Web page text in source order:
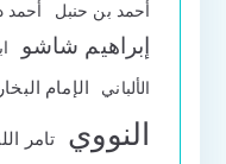
أحمد بن حنبل
إبراهيم شاشو
الألباني الإمام
النووي تامر